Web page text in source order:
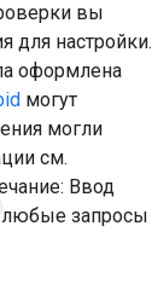
вы
для настройки.
оформлена
могут
могли
см.
Ввод
любые запросы